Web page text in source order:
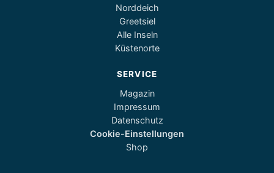
Norddeich
Greetsiel
Alle Inseln
Küstenorte
SERVICE
Magazin
Impressum
Datenschutz
Cookie-Einstellungen
Shop